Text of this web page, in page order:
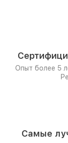
Опыт более 5
Самые